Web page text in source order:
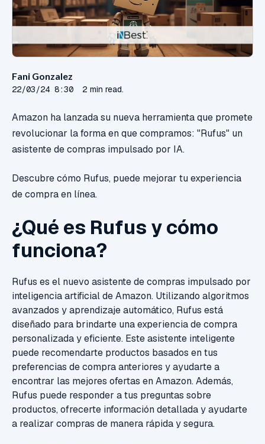
Fani Gonzalez
22/03/24 8:30 2 min read.
Amazon ha lanzada su nueva herramienta que promete
revolucionar la forma en que compramos: "Rufus" un
asistente de compras impulsado por IA.
Descubre cómo Rufus, puede mejorar tu experiencia
de compra en línea.
¿Qué es Rufus y cómo
funciona?
Rufus es el nuevo asistente de compras impulsado por
inteligencia artificial de Amazon. Utilizando algoritmos
avanzados y aprendizaje automático, Rufus está
diseñado para brindarte una experiencia de compra
personalizada y eficiente. Este asistente inteligente
puede recomendarte productos basados en tus
preferencias de compra anteriores y ayudarte a
encontrar las mejores ofertas en Amazon. Además,
Rufus puede responder a tus preguntas sobre
productos, ofrecerte información detallada y ayudarte
a realizar compras de manera rápida y segura.